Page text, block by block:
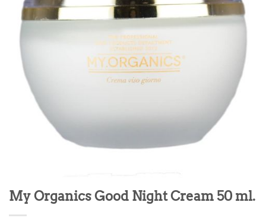
My Organics Good Night Cream 50 ml.